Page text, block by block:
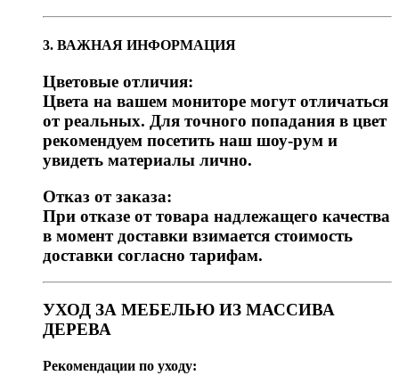
3. ВАЖНАЯ ИНФОРМАЦИЯ
Цветовые отличия:
Цвета на вашем мониторе могут отличаться
от реальных. Для точного попадания в цвет
рекомендуем посетить наш шоу-рум и
увидеть материалы лично.
Отказ от заказа:
При отказе от товара надлежащего качества
в момент доставки взимается стоимость
доставки согласно тарифам.
УХОД ЗА МЕБЕЛЬЮ ИЗ МАССИВА
ДЕРЕВА
Рекомендации по уходу: